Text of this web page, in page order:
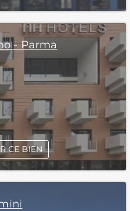
- Parma
CE BIEN